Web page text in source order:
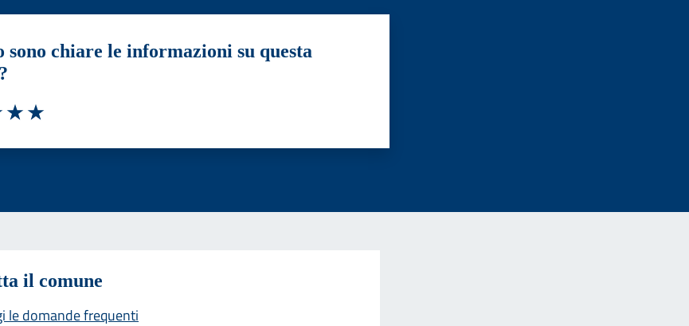
sono chiare le informazioni su questa
il comune
le domande frequenti